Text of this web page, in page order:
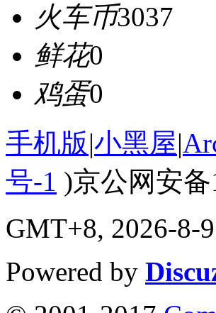
火车币3037
鲜花0
鸡蛋0
手机版|小黑屋|
号-1 )京公网安备
GMT+8, 2026-8-
Powered by